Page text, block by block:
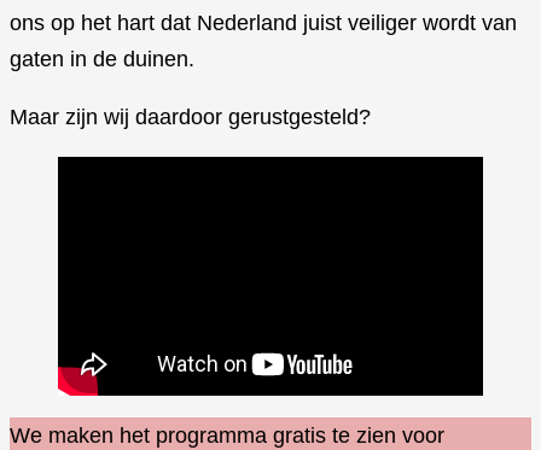
ons op het hart dat Nederland juist veiliger wordt van
gaten in de duinen.
Maar zijn wij daardoor gerustgesteld?
We maken het programma gratis te zien voor